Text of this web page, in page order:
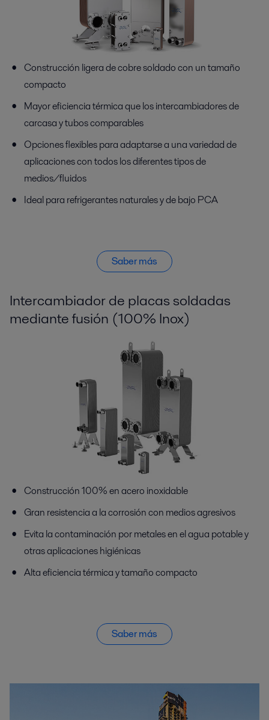
Construcción ligera de cobre soldado con un tamaño
compacto
Mayor eficiencia térmica que los intercambiadores de
carcasa y tubos comparables
Opciones flexibles para adaptarse a una variedad de
aplicaciones con todos los diferentes tipos de
medios/fluidos
Ideal para refrigerantes naturales y de bajo PCA
Saber más
Intercambiador de placas soldadas
mediante fusión (100% Inox)
Construcción 100% en acero inoxidable
Gran resistencia a la corrosión con medios agresivos
Evita la contaminación por metales en el agua potable y
otras aplicaciones higiénicas
Alta eficiencia térmica y tamaño compacto
Saber más